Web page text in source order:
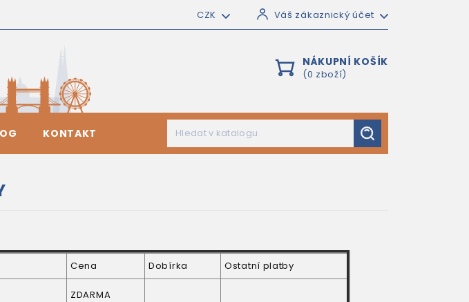
CZK Váš zákaznický účet
NÁKUPNÍ KOŠÍK
(0 zboží)
KONTAKT
Cena Dobírka
Ostatní platby
ZDARMA